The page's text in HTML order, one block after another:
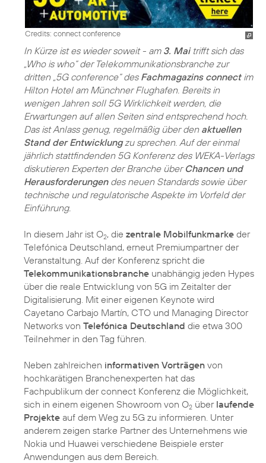
Credits: connect conference
In Kürze ist es wieder soweit - am 3. Maitrifft sich das
„Who is who“ der Telekommunikationsbranche zur
dritten „5G conference“ des Fachmagazins connectim
Hilton Hotel am Münchner Flughafen. Bereits in
wenigen Jahren soll 5G Wirklichkeit werden, die
Erwartungen auf allen Seiten sind entsprechend hoch.
Das ist Anlass genug, regelmäßig über den aktuellen
Stand der Entwicklungzu sprechen. Auf der einmal
jährlich stattfindenden 5G Konferenz des WEKA-Verlags
diskutieren Experten der Branche über Chancen und
Herausforderungendes neuen Standards sowie über
technische und regulatorische Aspekte im Vorfeld der
Einführung.
In diesem Jahr ist O2, die zentrale Mobilfunkmarke der
Telefónica Deutschland, erneut Premiumpartner der
Veranstaltung. Auf der Konferenz spricht die
Telekommunikationsbranche unabhängig jeden Hypes
über die reale Entwicklung von 5G im Zeitalter der
Digitalisierung. Mit einer eigenen Keynote wird
Cayetano Carbajo Martín, CTO und Managing Director
Networks von Telefónica Deutschland die etwa 300
Teilnehmer in den Tag führen.
Neben zahlreichen informativen Vorträgen von
hochkarätigen Branchenexperten hat das
Fachpublikum der connect Konferenz die Möglichkeit,
sich in einem eigenen Showroom von O2 über laufende
Projekte auf dem Weg zu 5G zu informieren. Unter
anderem zeigen starke Partner des Unternehmens wie
Nokia und Huawei verschiedene Beispiele erster
Anwendungen aus dem Bereich.